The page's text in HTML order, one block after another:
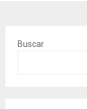
Buscar